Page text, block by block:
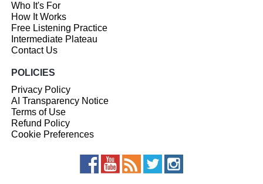
Who It's For
How It Works
Free Listening Practice
Intermediate Plateau
Contact Us
POLICIES
Privacy Policy
AI Transparency Notice
Terms of Use
Refund Policy
Cookie Preferences